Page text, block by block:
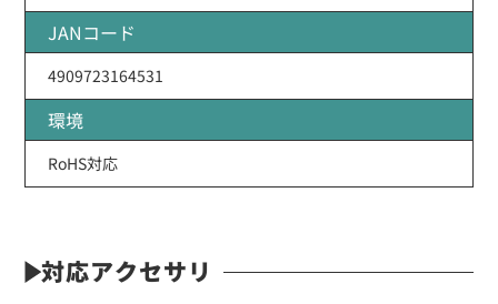
JANコード
4909723164531
環境
RoHS対応
対応アクセサリ